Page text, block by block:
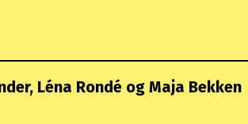
Léna Rondé Maja Bekken